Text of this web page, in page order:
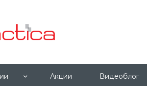
Акции Видеоблог